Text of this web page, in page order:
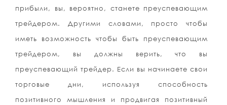
прибыли, вы, вероятно, станете преуспевающим
трейдером. Другими словами, просто чтобы
иметь возможность чтобы быть преуспевающим
трейдером, вы должны верить, что вы
преуспевающий трейдер. Если вы начинаете свои
торговые дни, используя способность
позитивного мышления и продвигая позитивный